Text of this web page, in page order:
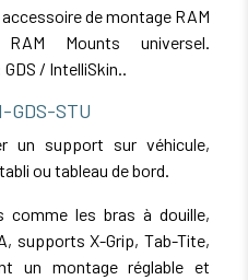
de montage RAM
Mounts universel.
/ IntelliSkin..
GDS-STU
un support sur véhicule,
ou tableau de bord.
comme les bras à douille,
supports X-Grip, Tab-Tite,
un montage réglable et